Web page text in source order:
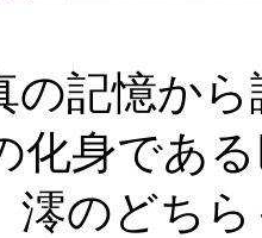
記憶から
化身であ
澪のどち